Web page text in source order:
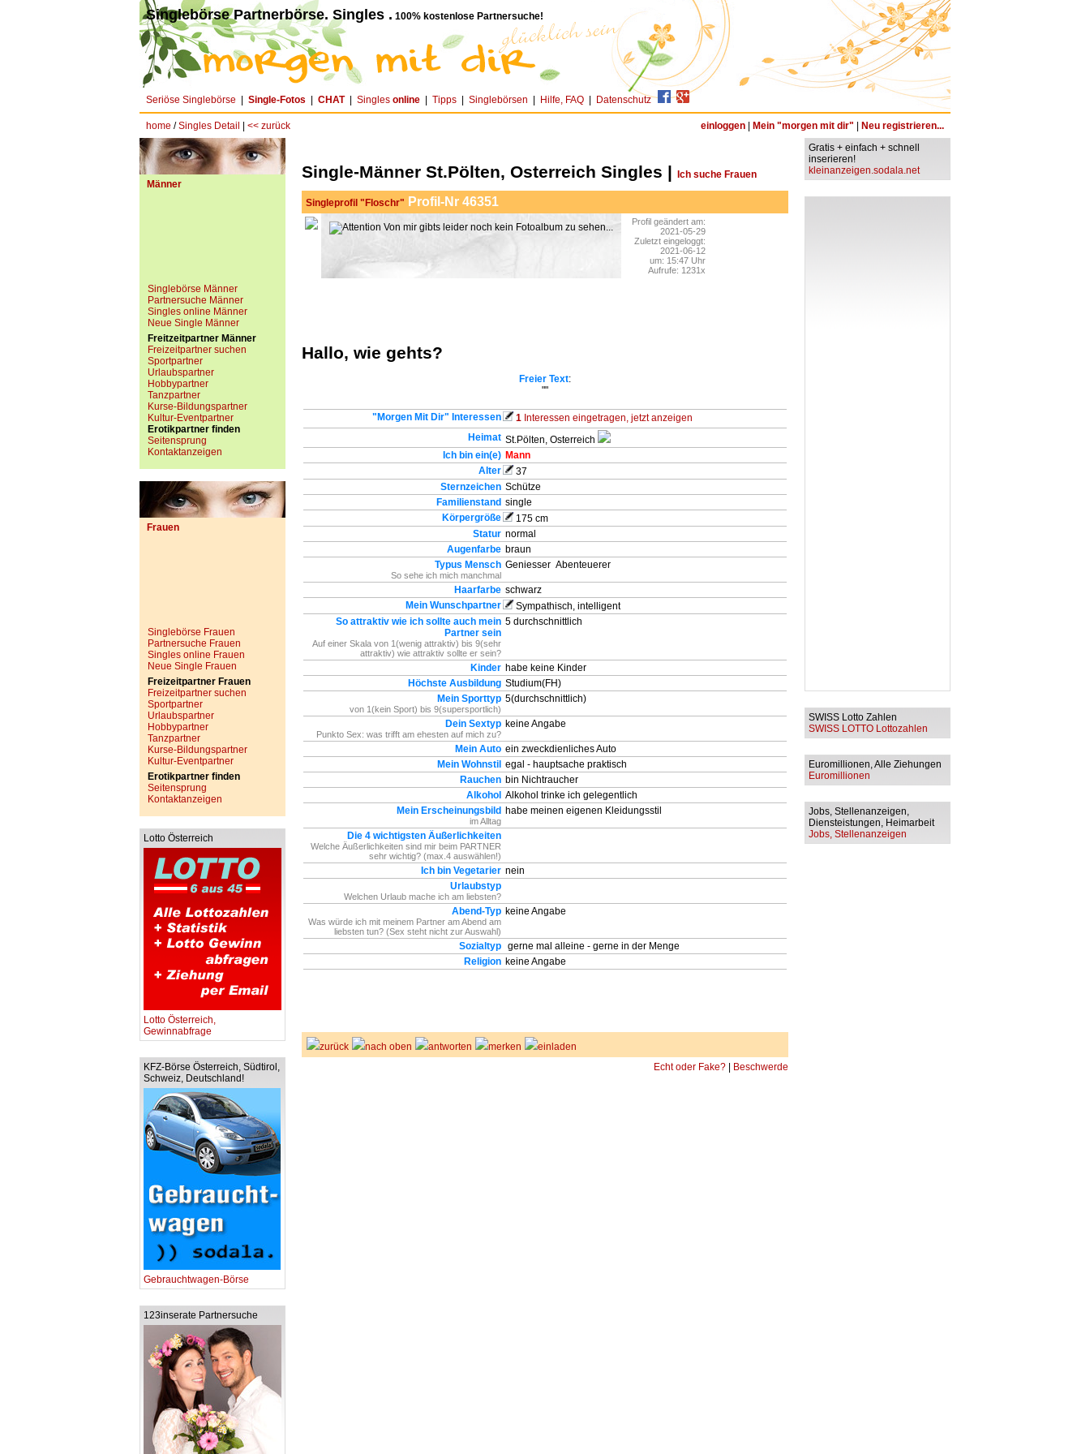
Singlebörse Partnerbörse. Singles . 100% kostenlose Partnersuche!
Seriöse Singlebörse Single-Fotos CHAT| Singles online Tipps Singlebörsen Hilfe, FAQ Datenschutz
home /Singles Detail << zurück einloggen Mein "morgen mit dir" Neu registrieren...
Männer
Singlebörse Männer
Partnersuche Männer
Singles online Männer
Neue Single Männer
Freitzeitpartner Männer
Freizeitpartner suchen
Sportpartner
Urlaubspartner
Hobbypartner
Tanzpartner
Kurse-Bildungspartner
Kultur-Eventpartner
Erotikpartner finden
Seitensprung
Kontaktanzeigen
Frauen
Singlebörse Frauen
Partnersuche Frauen
Singles online Frauen
Neue Single Frauen
Freizeitpartner Frauen
Freizeitpartner suchen
Sportpartner
Urlaubspartner
Hobbypartner
Tanzpartner
Kurse-Bildungspartner
Kultur-Eventpartner
Erotikpartner finden
Seitensprung
Kontaktanzeigen
Lotto Österreich
Lotto Österreich,
Gewinnabfrage
KFZ-Börse Österreich, Südtirol,
Schweiz, Deutschland!
Gebrauchtwagen-Börse
123inserate Partnersuche
Single-Männer St.Pölten, Osterreich Singles | Ich suche Frauen
Singleprofil "Floschr" Profil-Nr 46351
Von mir gibts leider noch kein Fotoalbum zu sehen...
Profil geändert am:
2021-05-29
Zuletzt eingeloggt:
2021-06-12
um: 15:47 Uhr
Aufrufe: 1231x
Hallo, wie gehts?
Freier Text:
""
"Morgen Mit Dir" Interessen 1 Interessen eingetragen, jetzt anzeigen
Heimat St.Pölten, Osterreich
Ich bin ein(e) Mann
Alter
37
Sternzeichen Schütze
Familienstand single
Körpergröße
175 cm
Statur normal
Augenfarbe braun
Typus Mensch
So sehe ich mich manchmal
Geniesser Abenteuerer
Haarfarbe schwarz
Mein Wunschpartner
Sympathisch, intelligent
So attraktiv wie ich sollte auch mein
Partner sein
Auf einer Skala von 1(wenig attraktiv) bis 9(sehr
attraktiv) wie attraktiv sollte er sein?
5 durchschnittlich
Kinder habe keine Kinder
Höchste Ausbildung Studium(FH)
Mein Sporttyp
von 1(kein Sport) bis 9(supersportlich)
5(durchschnittlich)
Dein Sextyp
Punkto Sex: was trifft am ehesten auf mich zu?
keine Angabe
Mein Auto ein zweckdienliches Auto
Mein Wohnstil egal - hauptsache praktisch
Rauchen bin Nichtraucher
Alkohol Alkohol trinke ich gelegentlich
Mein Erscheinungsbild
im Alltag
habe meinen eigenen Kleidungsstil
Die 4 wichtigsten Äußerlichkeiten
Welche Äußerlichkeiten sind mir beim PARTNER
sehr wichtig? (max.4 auswählen!)
Ich bin Vegetarier nein
Urlaubstyp
Welchen Urlaub mache ich am liebsten?
Abend-Typ
Was würde ich mit meinem Partner am Abend am
liebsten tun? (Sex steht nicht zur Auswahl)
keine Angabe
Sozialtyp gerne mal alleine - gerne in der Menge
Religion keine Angabe
zurück nach oben antworten merken
einladen
Echt oder Fake?
Beschwerde
Gratis + einfach + schnell
inserieren!
kleinanzeigen.sodala.net
SWISS Lotto Zahlen
SWISS LOTTO Lottozahlen
Euromillionen, Alle Ziehungen
Euromillionen
Jobs, Stellenanzeigen,
Diensteistungen, Heimarbeit
Jobs, Stellenanzeigen